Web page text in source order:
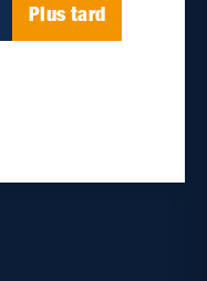
Plus tard